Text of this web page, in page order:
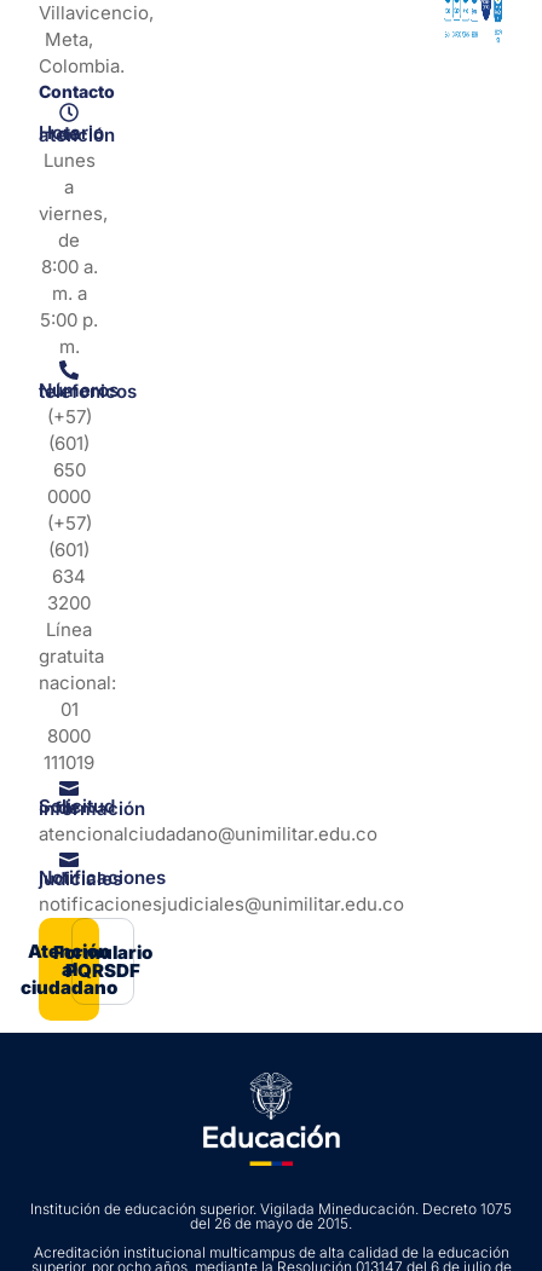
Villavicencio,
Meta,
Colombia.
Contacto
Horario de atención
Lunes
a
viernes,
de
8:00 a.
m. a
5:00 p.
m.
Números telefonicos
(+57)
(601)
650
0000
(+57)
(601)
634
3200
Línea
gratuita
nacional:
01
8000
111019
Solicitud de información
atencionalciudadano@unimilitar.edu.co
Notificaciones judiciales
notificacionesjudiciales@unimilitar.edu.co
Atención
al
ciudadano
Formulario
PQRSDF
Institución de educación superior. Vigilada Mineducación. Decreto 1075
del 26 de mayo de 2015.
Acreditación institucional multicampus de alta calidad de la educación
superior, por ocho años, mediante la Resolución 013147 del 6 de julio de